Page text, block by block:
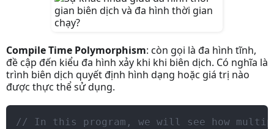
Compile Time Polymorphism: còn gọi là đa hình tĩnh,
đề cập đến kiểu đa hình xảy khi khi biên dịch. Có nghĩa là
trình biên dịch quyết định hình dạng hoặc giá trị nào
được thực thể sử dụng.
// In this program, we will see how